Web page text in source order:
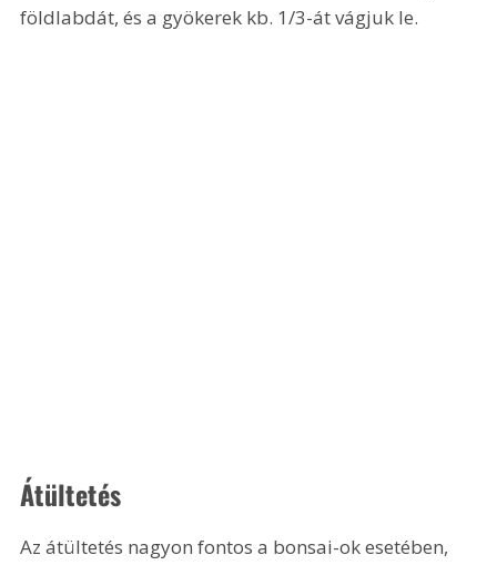
földlabdát, és a gyökerek kb. 1/3-át vágjuk le.
Átültetés
Az átültetés nagyon fontos a bonsai-ok esetében,